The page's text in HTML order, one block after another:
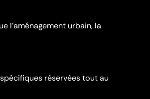
l'aménagement urbain, la
réservées tout au